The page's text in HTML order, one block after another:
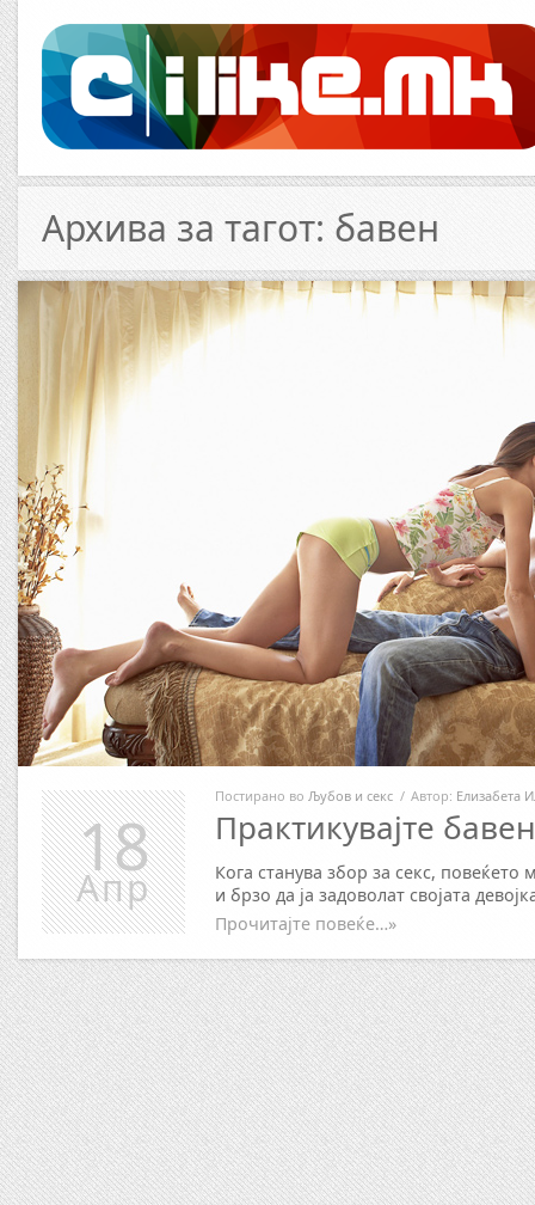
Архива за тагот: бавен
Постирано во Љубов и секс / Автор: Елизабета
Практикувајте
Кога станува збор за секс,
и брзо да ја задоволат својата
Прочитајте повеќе…»
18
Апр